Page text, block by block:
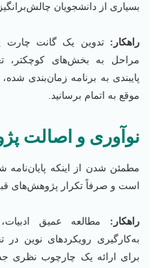
بسیاری از دانشجویان
راهکار: تدوین یک گانت چارت
مراحل به بخش‌های کوچکتر،
پایبندی به برنامه زمان‌بندی
موقع به اتمام برسانید.
نوآوری و اصالت
مطمئن شدن از اینکه پایان‌نامه
است و صرفاً تکرار پژوهش‌های
راهکار: مطالعه عمیق
به‌کارگیری رویکردهای نوین در
برای ارائه یک چارچوب نظری